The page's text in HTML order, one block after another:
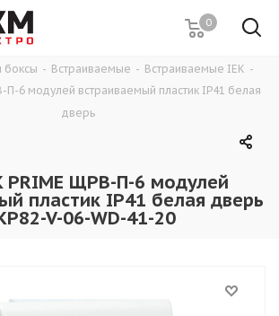
0
- Встраиваемые - Встраиваемые IEK -
П-6 модулей встраиваемый пластик IP41 белая
дверь
PRIME ЩРВ-П-6 модулей
пластик IP41 белая дверь
V-06-WD-41-20